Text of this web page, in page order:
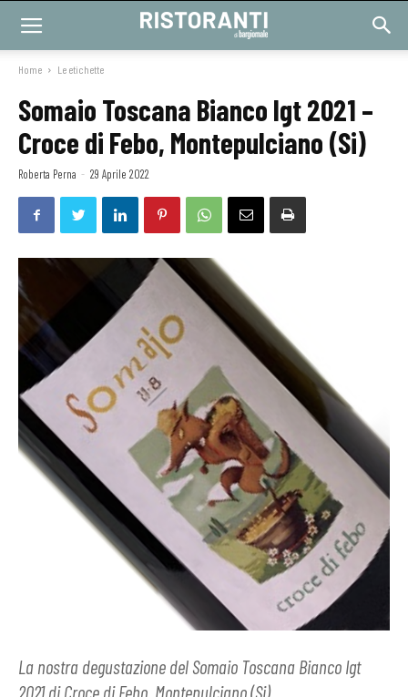
Home Le etichette
Somaio Toscana Bianco Igt 2021 –
Croce di Febo, Montepulciano (Si)
Roberta Perna - 29 Aprile 2022
La nostra degustazione del Somaio Toscana Bianco Igt
2021 di Croce di Febo, Montepulciano (Si)